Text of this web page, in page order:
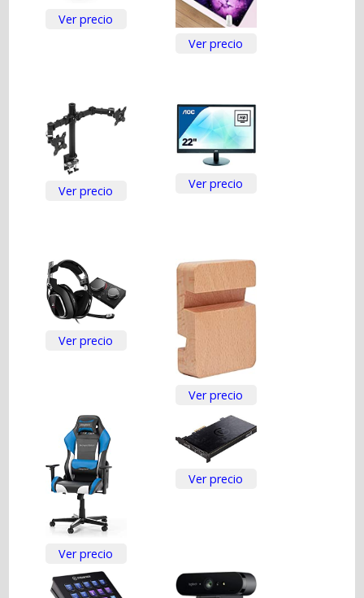
Ver precio
Ver precio
Ver precio Ver precio
Ver precio
Ver precio
Ver precio
Ver precio